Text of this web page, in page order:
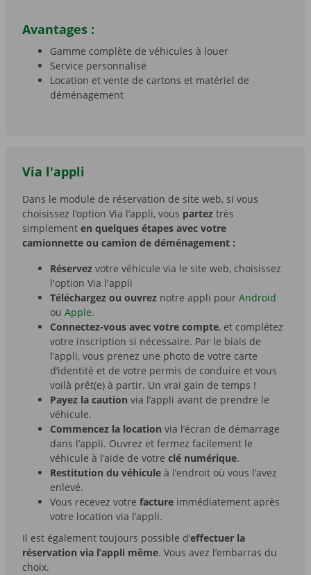
Avantages :
Gamme complète de véhicules à louer
Service personnalisé
Location et vente de cartons et matériel de
déménagement
Via l'appli
Dans le module de réservation de site web, si vous
choisissez l’option Via l’appli, vous partez très
simplement en quelques étapes avec votre
camionnette ou camion de déménagement :
Réservez votre véhicule via le site web, choisissez
l'option Via l'appli
Téléchargez ou ouvrez notre appli pour Android
ou Apple.
Connectez-vous avec votre compte, et complétez
votre inscription si nécessaire. Par le biais de
l’appli, vous prenez une photo de votre carte
d’identité et de votre permis de conduire et vous
voilà prêt(e) à partir. Un vrai gain de temps !
Payez la caution via l’appli avant de prendre le
véhicule.
Commencez la location via l’écran de démarrage
dans l’appli. Ouvrez et fermez facilement le
véhicule à l’aide de votre clé numérique.
Restitution du véhicule à l’endroit où vous l’avez
enlevé.
Vous recevez votre facture immédiatement après
votre location via l’appli.
Il est également toujours possible d’effectuer la
réservation via l’appli même. Vous avez l’embarras du
choix.